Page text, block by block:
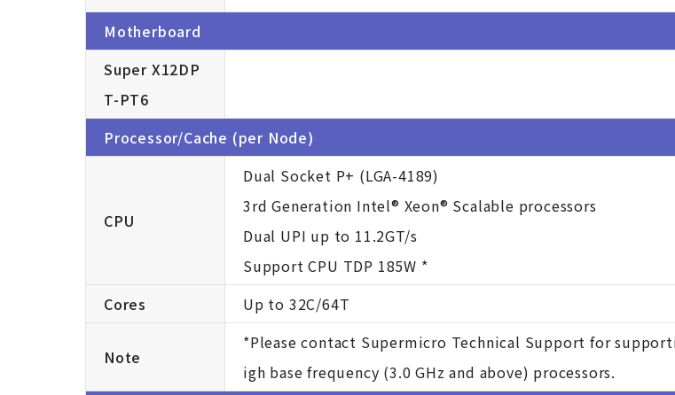
Motherboard
Super X12DP
T-PT6
Processor/Cache (per Node)
CPU
Dual Socket P+ (LGA-4189)
3rd Generation Intel® Xeon® Scalable processors
Dual UPI up to 11.2GT/s
Support CPU TDP 185W *
Cores
Up to 32C/64T
Note
*Please contact Supermicro Technical Support for
igh base frequency (3.0 GHz and above) processors.